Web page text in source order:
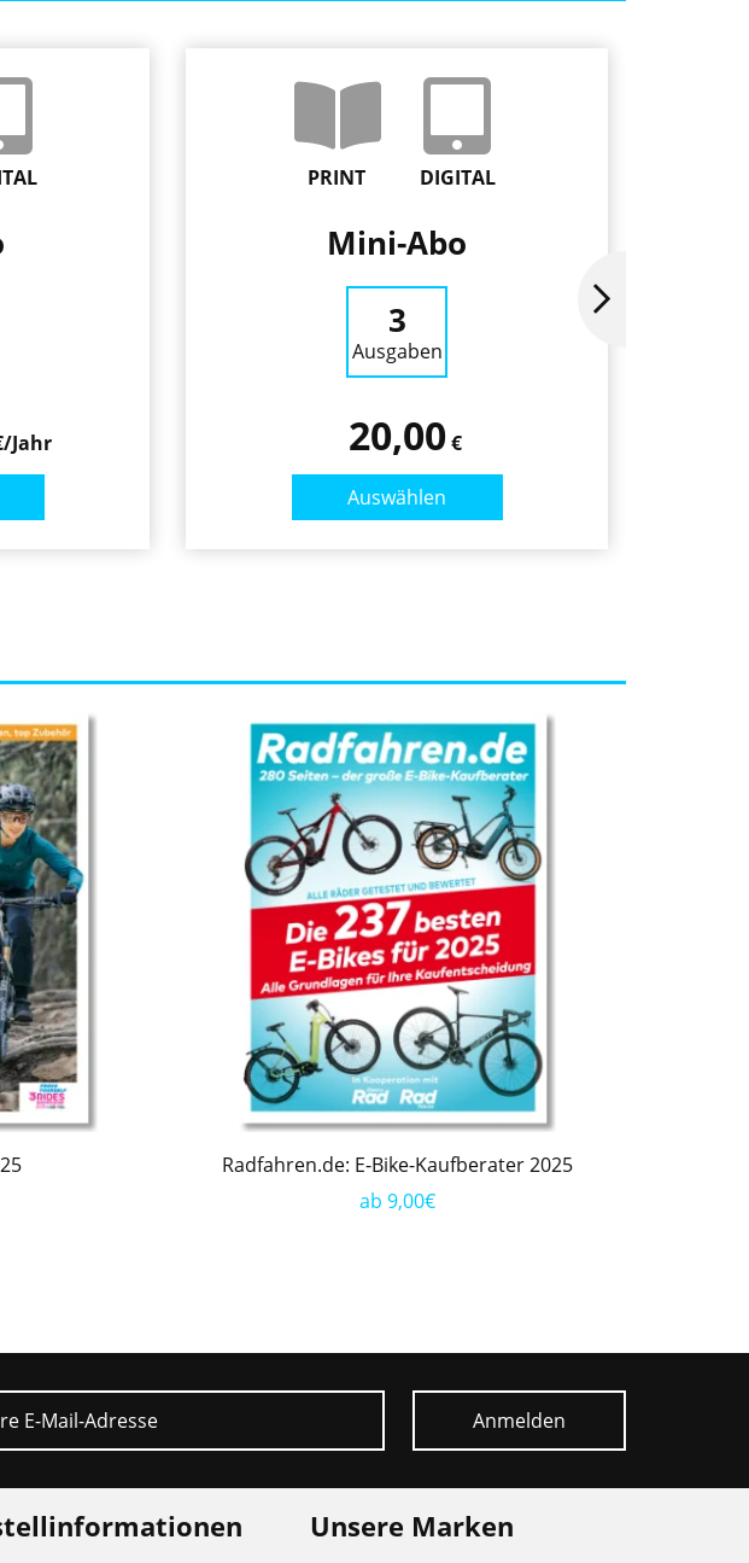
Jahr
PRINT DIGITAL
Mini-Abo
3
Ausgaben
20,00€
Auswählen
Radfahren.de: E-Bike-Kaufberater 2025
ab 9,00€
Anmelden
Unsere Marken